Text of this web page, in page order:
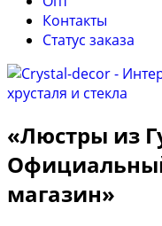
Контакты
Cтатус заказа
«Люстры из
магазин»